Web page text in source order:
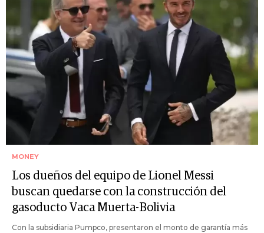
MONEY
Los dueños del equipo de Lionel Messi
buscan quedarse con la construcción del
gasoducto Vaca Muerta-Bolivia
Con la subsidiaria Pumpco, presentaron el monto de garantía más